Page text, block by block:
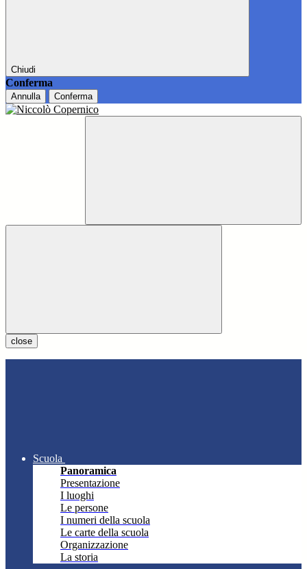
Chiudi
Conferma
Annulla Conferma
close
Scuola
Panoramica
Presentazione
I luoghi
Le persone
I numeri della scuola
Le carte della scuola
Organizzazione
La storia